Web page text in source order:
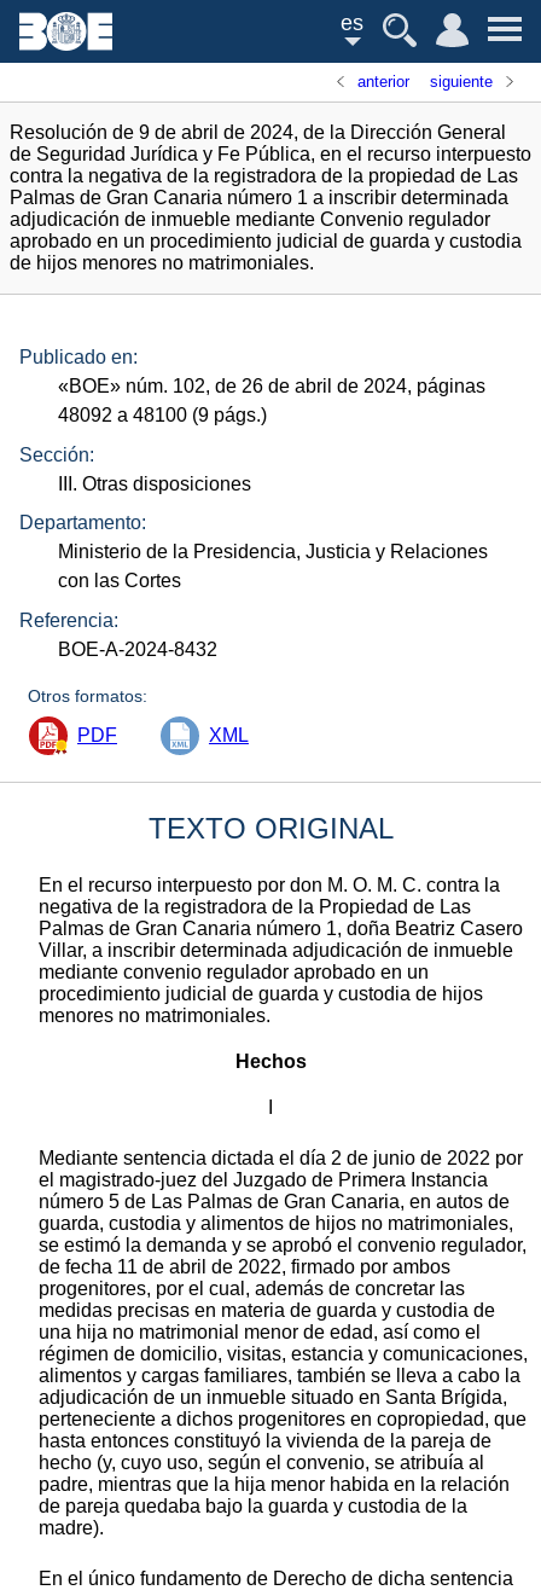
es
anterior siguiente
Resolución de 9 de abril de 2024, de la Dirección General
de Seguridad Jurídica y Fe Pública, en el recurso interpuesto
contra la negativa de la registradora de la propiedad de Las
Palmas de Gran Canaria número 1 a inscribir determinada
adjudicación de inmueble mediante Convenio regulador
aprobado en un procedimiento judicial de guarda y custodia
de hijos menores no matrimoniales.
Publicado en:
«BOE» núm. 102, de 26 de abril de 2024, páginas
48092 a 48100 (9 págs.)
Sección:
III. Otras disposiciones
Departamento:
Ministerio de la Presidencia, Justicia y Relaciones
con las Cortes
Referencia:
BOE-A-2024-8432
Otros formatos:
PDF XML
TEXTO ORIGINAL
En el recurso interpuesto por don M. O. M. C. contra la
negativa de la registradora de la Propiedad de Las
Palmas de Gran Canaria número 1, doña Beatriz Casero
Villar, a inscribir determinada adjudicación de inmueble
mediante convenio regulador aprobado en un
procedimiento judicial de guarda y custodia de hijos
menores no matrimoniales.
Hechos
Mediante sentencia dictada el día 2 de junio de 2022 por
el magistrado-juez del Juzgado de Primera Instancia
número 5 de Las Palmas de Gran Canaria, en autos de
guarda, custodia y alimentos de hijos no matrimoniales,
se estimó la demanda y se aprobó el convenio regulador,
de fecha 11 de abril de 2022, firmado por ambos
progenitores, por el cual, además de concretar las
medidas precisas en materia de guarda y custodia de
una hija no matrimonial menor de edad, así como el
régimen de domicilio, visitas, estancia y comunicaciones,
alimentos y cargas familiares, también se lleva a cabo la
adjudicación de un inmueble situado en Santa Brígida,
perteneciente a dichos progenitores en copropiedad, que
hasta entonces constituyó la vivienda de la pareja de
hecho (y, cuyo uso, según el convenio, se atribuía al
padre, mientras que la hija menor habida en la relación
de pareja quedaba bajo la guarda y custodia de la
madre).
En el único fundamento de Derecho de dicha sentencia